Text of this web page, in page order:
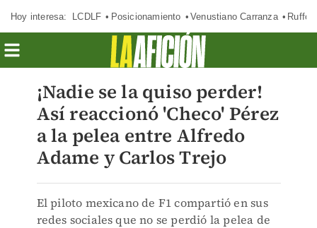
Hoy interesa: LCDLF Posicionamiento Venustiano Carranza Ruffo
¡Nadie se la quiso perder!
Así reaccionó 'Checo' Pérez
a la pelea entre Alfredo
Adame y Carlos Trejo
El piloto mexicano de F1 compartió en sus
redes sociales que no se perdió la pelea de